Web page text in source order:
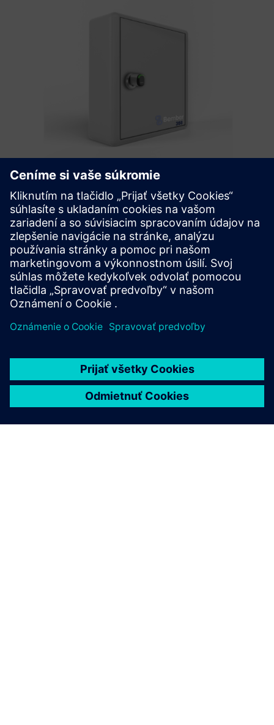
Bember 360
Poskytuje vlastníkom nehnuteľností kontrolu nad cestami
používateľov v budove pre nájomcov, prevádzky,
kupujúcich, návštevníkov, poskytovateľov technológií a
služieb.
Prečítajte si viac